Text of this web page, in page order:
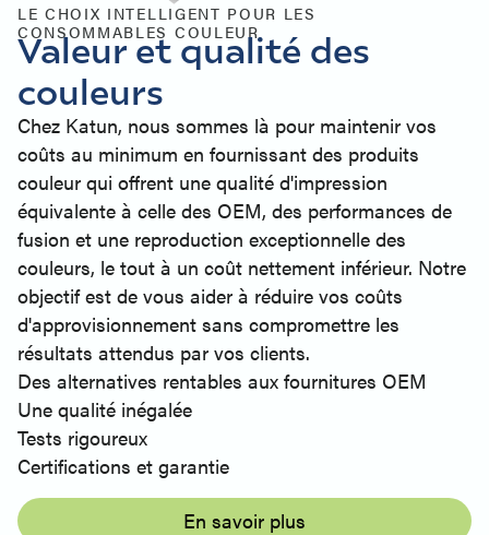
LE CHOIX INTELLIGENT POUR LES
CONSOMMABLES COULEUR
Valeur et qualité des
couleurs
Chez Katun, nous sommes là pour maintenir vos
coûts au minimum en fournissant des produits
couleur qui offrent une qualité d'impression
équivalente à celle des OEM, des performances de
fusion et une reproduction exceptionnelle des
couleurs, le tout à un coût nettement inférieur. Notre
objectif est de vous aider à réduire vos coûts
d'approvisionnement sans compromettre les
résultats attendus par vos clients.
Des alternatives rentables aux fournitures OEM
Une qualité inégalée
Tests rigoureux
Certifications et garantie
En savoir plus